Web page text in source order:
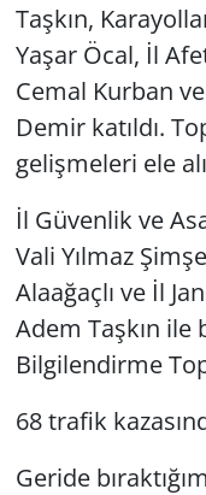
Taşkın,
Yaşar Öcal, İl
Cemal Kurban
Demir katıldı.
gelişmeleri ele
İl Güvenlik ve
Vali Yılmaz
Alaağaçlı ve İl
Adem Taşkın
Bilgilendirme
68 trafik
Geride